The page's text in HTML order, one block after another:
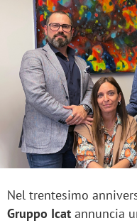
Nel trentesimo
Gruppo Icat annuncia